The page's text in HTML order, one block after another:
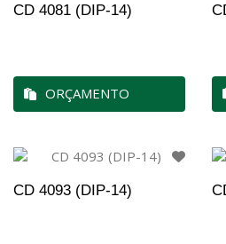
CD 4081 (DIP-14)
ORÇAMENTO
CD 4093 (DIP-14)